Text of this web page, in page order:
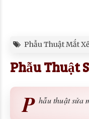
Phẫu Thuật Mắt
Phẫu Thuật
P hẫu thuật sửa